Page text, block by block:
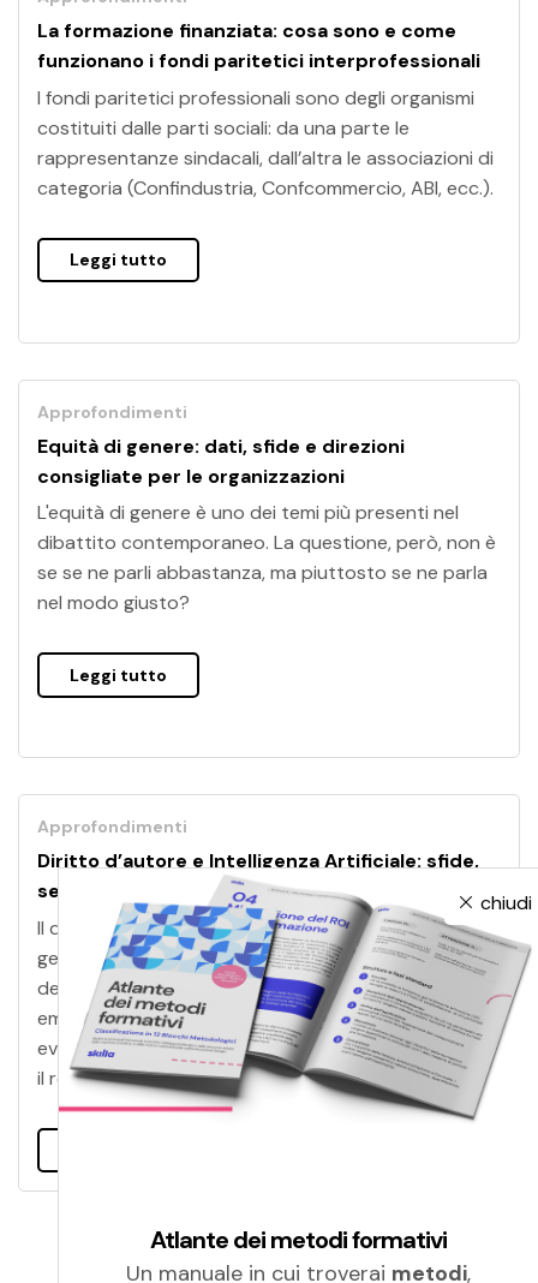
La formazione finanziata: cosa sono e come
funzionano i fondi paritetici interprofessionali
I fondi paritetici professionali sono degli organismi
costituiti dalle parti sociali: da una parte le
rappresentanze sindacali, dall’altra le associazioni di
categoria (Confindustria, Confcommercio, ABI, ecc.).
Leggi tutto
Approfondimenti
Equità di genere: dati, sfide e direzioni
consigliate per le organizzazioni
L'equità di genere è uno dei temi più presenti nel
dibattito contemporaneo. La questione, però, non è
se se ne parli abbastanza, ma piuttosto se ne parla
nel modo giusto?
Leggi tutto
Approfondimenti
Diritto d’autore e Intelligenza Artificiale: sfide,
sentenze e AI Act
Il diritto d’autore può essere riconosciuto su opere
generate con Intelligenza Artificiale? Dai tribunali
degli Stati Uniti a quelli della Cina, le sentenze
emesse delineano un panorama giuridico in
evoluzione. E l'Europa, come si sta posizionando con
il recente AI Act?
chiudi
Atlante dei metodi formativi
Un manuale in cui troverai metodi,